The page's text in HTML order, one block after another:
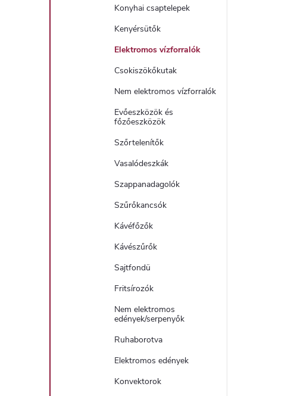
Konyhai csaptelepek
Kenyérsütők
Elektromos vízforralók
Csokiszökőkutak
Nem elektromos vízforralók
Evőeszközök és
főzőeszközök
Szőrtelenítők
Vasalódeszkák
Szappanadagolók
Szűrőkancsók
Kávéfőzők
Kávészűrők
Sajtfondü
Fritsírozók
Nem elektromos
edények/serpenyők
Ruhaborotva
Elektromos edények
Konvektorok